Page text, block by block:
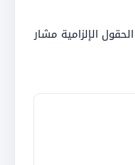
الحقول الإلزامية مشار